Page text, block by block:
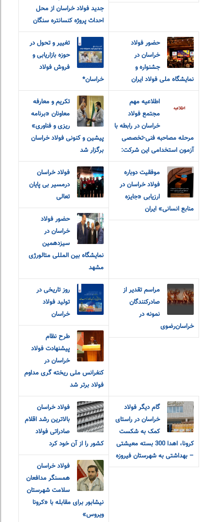
جدید فولاد خراسان از محل
احداث پروژه کنسانتره سنگان
حضور فولاد
خراسان در
جشنواره و
نمایشگاه ملی فولاد ایران
تغییر و تحول در
حوزه بازاریابی و
فروش فولاد
خراسان*
اطلاعیه مهم
مجتمع فولاد
خراسان در رابطه با
مرحله مصاحبه فنی-تخصصی
آزمون استخدامی این شرکت:
تکریم و معارفه
معاونان «برنامه
ریزی و فناوری»
پیشین و کنونی فولاد خراسان
برگزار شد
موفقیت دوباره
فولاد خراسان در
ارزیابی «جایزه
منابع انسانی» ایران
فولاد خراسان
درمسیر بی پایان
تعالی
حضور فولاد
خراسان در
سیزدهمین
نمایشگاه بین المللی متالورژی
مشهد
مراسم تقدیر از
صادرکنندگان
نمونه در
خراسان‌رضوی
روز تاریخی در
تولید فولاد
خراسان
طرح نظام
پیشنهادت فولاد
خراسان در
کنفرانس ملی ریخته گری مداوم
فولاد برتر شد
گام دیگر فولاد
خراسان در راستای
کمک به شکست
کرونا، اهدا 300 بسته معیشتی
– بهداشتی به شهرستان فیروزه
فولاد خراسان
بالاترین رشد اقلام
صادراتی فولاد
کشور را از آن خود کرد
فولاد خراسان
همسنگر مدافعان
سلامت شهرستان
نیشابور برای مقابله با «کرونا
ویروس»